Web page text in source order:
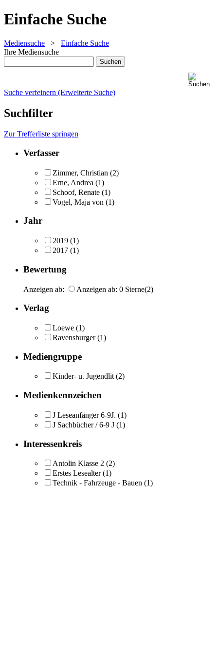
Einfache Suche
Mediensuche > Einfache Suche
Ihre Mediensuche
Suche verfeinern (Erweiterte Suche)
Suchfilter
Zur Trefferliste springen
Verfasser
Zimmer, Christian (2)
Erne, Andrea (1)
Schoof, Renate (1)
Vogel, Maja von (1)
Jahr
2019 (1)
2017 (1)
Bewertung
Anzeigen ab: Anzeigen ab: 0 Sterne(2)
Verlag
Loewe (1)
Ravensburger (1)
Mediengruppe
Kinder- u. Jugendlit (2)
Medienkennzeichen
J Leseanfänger 6-9J. (1)
J Sachbücher / 6-9 J (1)
Interessenkreis
Antolin Klasse 2 (2)
Erstes Lesealter (1)
Technik - Fahrzeuge - Bauen (1)